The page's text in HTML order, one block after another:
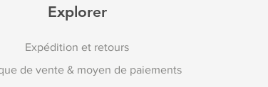
Explorer
Expédition et retours
de vente & moyen de paiements